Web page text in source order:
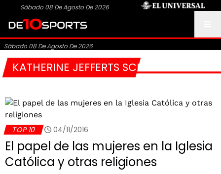
Sábado 08 De Agosto De 2026
Sábado 08 De Agosto De 2026
KATHERINE JEFFERTS SCHORI
TOP 10 04/11/2016
El papel de las mujeres en la Iglesia
Católica y otras religiones